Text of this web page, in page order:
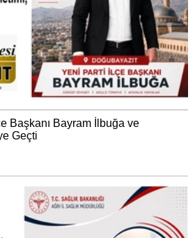
Başkanı Bayram İlbuğa ve
Geçti